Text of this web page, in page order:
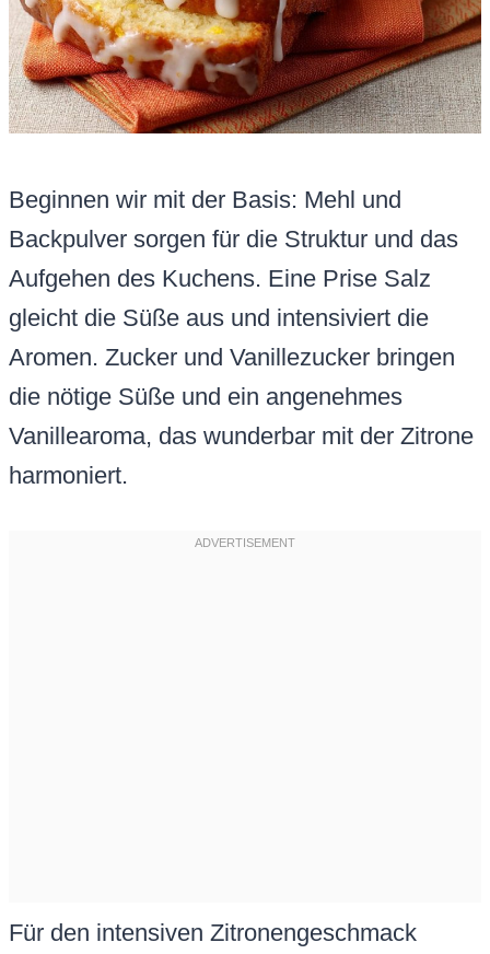
Beginnen wir mit der Basis: Mehl und
Backpulver sorgen für die Struktur und das
Aufgehen des Kuchens. Eine Prise Salz
gleicht die Süße aus und intensiviert die
Aromen. Zucker und Vanillezucker bringen
die nötige Süße und ein angenehmes
Vanillearoma, das wunderbar mit der Zitrone
harmoniert.
Für den intensiven Zitronengeschmack